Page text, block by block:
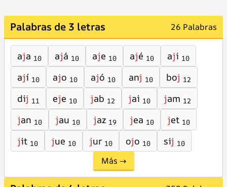
Palabras de 3 letras 26 Palabras
aja 10 ajá 10 aje 10 ajé 10 aji 10
ají 10 ajo 10 ajó 10 anj 10 boj 12
dij 11 eje 10 jab 12 jai 10 jam 12
jan 10 jau 10 jaz 19 jea 10 jet 10
jit 10 jue 10 jur 10 ojo 10 sij 10
Más →